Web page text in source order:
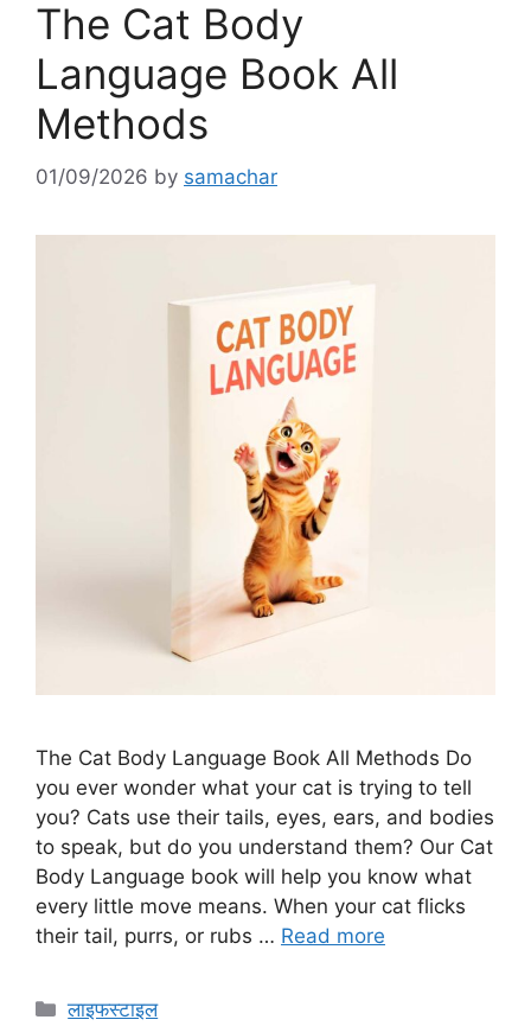
The Cat Body
Language Book All
Methods
01/09/2026 by samachar
The Cat Body Language Book All Methods Do
you ever wonder what your cat is trying to tell
you? Cats use their tails, eyes, ears, and bodies
to speak, but do you understand them? Our Cat
Body Language book will help you know what
every little move means. When your cat flicks
their tail, purrs, or rubs … Read more
Categories
लाइफस्टाइल